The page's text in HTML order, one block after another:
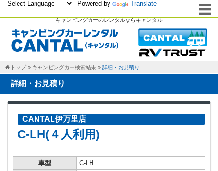
キャンピングカーのレンタルならキャンタル
Powered by Translate
トップ キャンピングカー検索結果 詳細・お見積り
詳細・お見積り
CANTAL伊万里店
C-LH(４人利用)
車型
C-LH